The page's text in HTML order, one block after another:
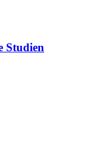
Studien